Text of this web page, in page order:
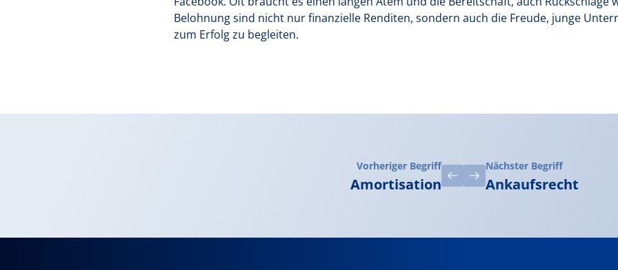
Belohnung sind nicht nur finanzielle Renditen, sondern auch die Freude, junge
zum Erfolg zu begleiten.
Vorheriger Begriff
Amortisation
Nächster Begriff
Ankaufsrecht